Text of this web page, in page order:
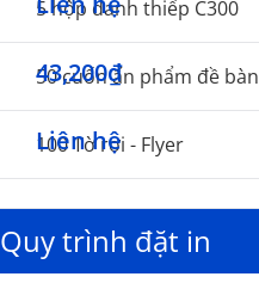
5 hộp danh thiếp C300
50 cuốn ấn phẩm đề bàn
43,200₫
100 Tờ rơi - Flyer
Liên hệ
Quy trình đặt in